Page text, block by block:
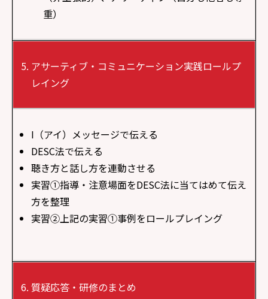
重）
アサーティブ・コミュニケーション実践ロールプ
レイング
I（アイ）メッセージで伝える
DESC法で伝える
聴き方と話し方を連動させる
実習①指導・注意場面をDESC法に当てはめて伝え
方を整理
実習②上記の実習①事例をロールプレイング
質疑応答・研修のまとめ